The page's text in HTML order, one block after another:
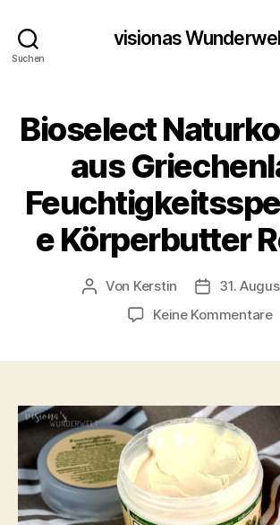
Suchen
visionas
Bioselect
aus
e Körperbutter
Beitragsautor
Von Kerstin
31.
Keine Kommentarezu